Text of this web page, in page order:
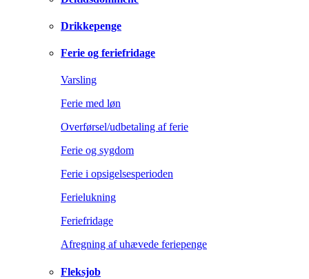
Drikkepenge
Ferie og feriefridage
Varsling
Ferie med løn
Overførsel/udbetaling af ferie
Ferie og sygdom
Ferie i opsigelsesperioden
Ferielukning
Feriefridage
Afregning af uhævede feriepenge
Fleksjob